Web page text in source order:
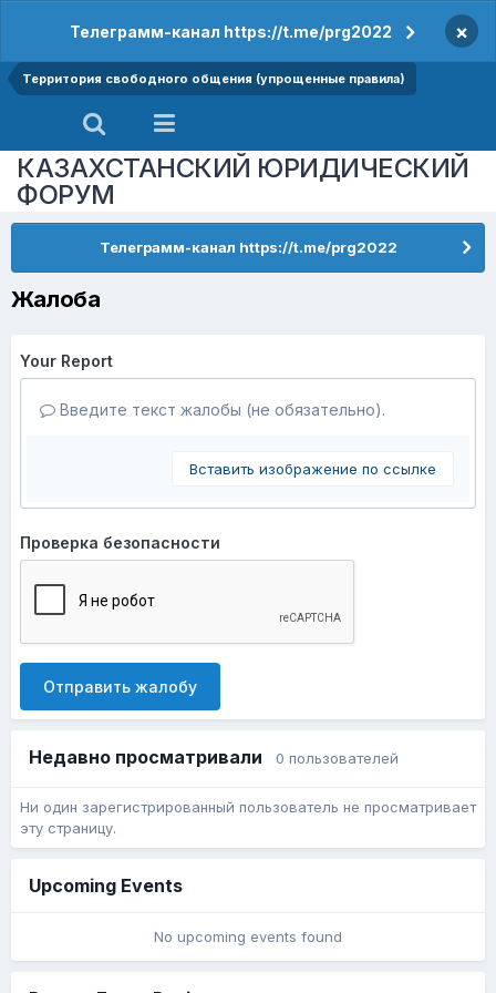
Телеграмм-канал https://t.me/prg2022 ×
Территория свободного общения (упрощенные правила)
КАЗАХСТАНСКИЙ ЮРИДИЧЕСКИЙ
ФОРУМ
Телеграмм-канал https://t.me/prg2022
Жалоба
Your Report
Введите текст жалобы (не обязательно).
Вставить изображение по ссылке
Проверка безопасности
Отправить жалобу
Недавно просматривали 0 пользователей
Ни один зарегистрированный пользователь не просматривает
эту страницу.
Upcoming Events
No upcoming events found